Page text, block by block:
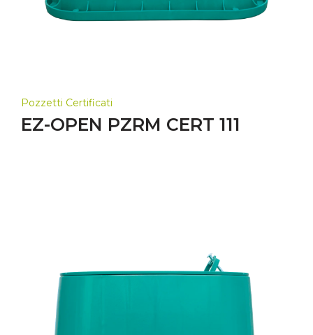
Pozzetti Certificati
EZ-OPEN PZRM CERT 111